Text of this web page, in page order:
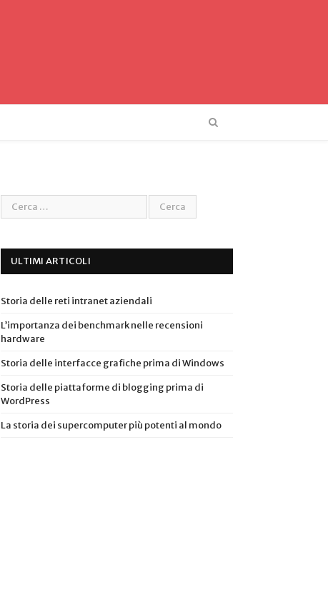
ULTIMI ARTICOLI
Storia delle reti intranet aziendali
L’importanza dei benchmark nelle recensioni
hardware
Storia delle interfacce grafiche prima di Windows
Storia delle piattaforme di blogging prima di
WordPress
La storia dei supercomputer più potenti al mondo